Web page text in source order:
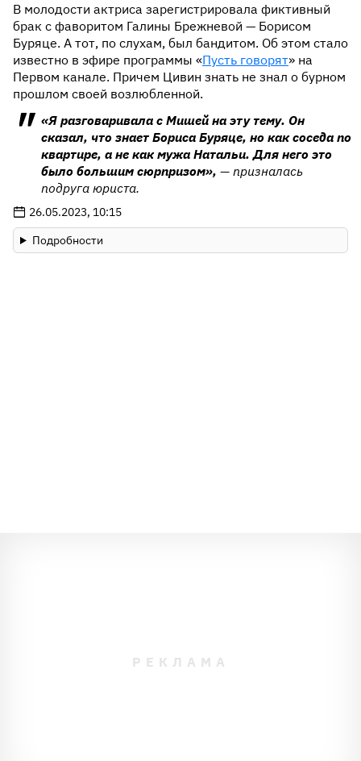
В молодости актриса зарегистрировала фиктивный
брак с фаворитом Галины Брежневой — Борисом
Буряце. А тот, по слухам, был бандитом. Об этом стало
известно в эфире программы «Пусть говорят» на
Первом канале. Причем Цивин знать не знал о бурном
прошлом своей возлюбленной.
«Я разговаривала с Мишей на эту тему. Он
сказал, что знает Бориса Буряце, но как соседа по
квартире, а не как мужа Натальи. Для него это
было большим сюрпризом», — призналась
подруга юриста.
26.05.2023, 10:15
Подробности